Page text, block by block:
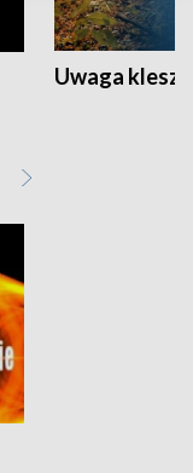
Uwaga